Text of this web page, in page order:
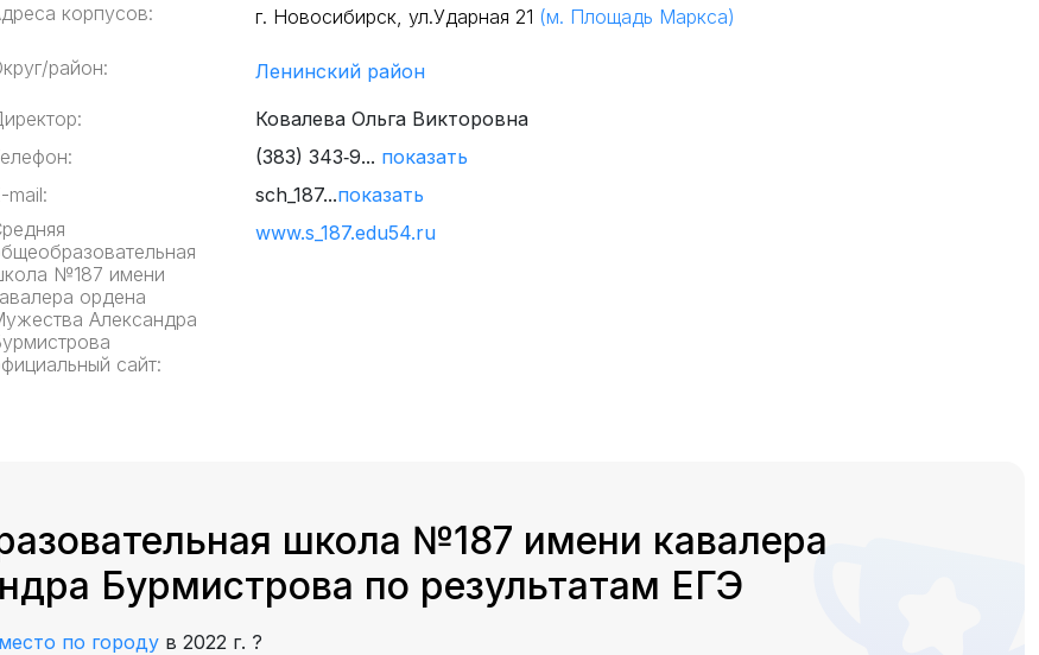
корпусов: г. Новосибирск, ул.Ударная 21 (м. Площадь Маркса)
район:
Ленинский район
Ковалева Ольга Викторовна
(383) 343‑9... показать
mail:
sch_187...показать
№187 имени
ордена
Александра
сайт:
www.s_187.edu54.ru
школа №187 имени кавалера
Бурмистрова по результатам ЕГЭ
место по городу в 2022 г. ?